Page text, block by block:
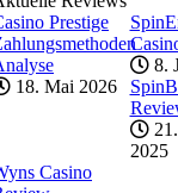
Prestige
18. Mai 2026
8.
21.
2025
Casino